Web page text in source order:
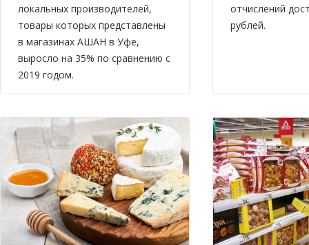
локальных производителей,
товары которых представлены
в магазинах АШАН в Уфе,
выросло на 35% по сравнению с
2019 годом.
отчислений
рублей.